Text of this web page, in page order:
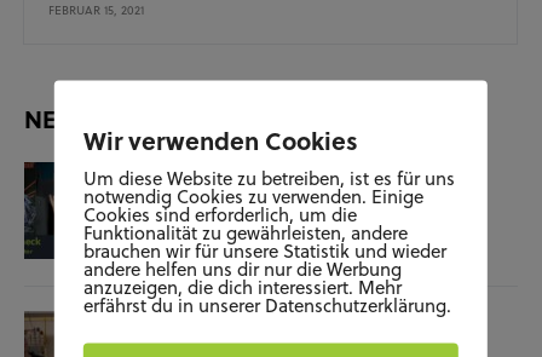
FEBRUAR 15, 2021
NEUESTE BEITRÄGE
KUNST UND KULTUR SOZIALES
Film-Check “The Terminator”
04.11.25
Wir verwenden Cookies
Um diese Website zu betreiben, ist es für uns
notwendig Cookies zu verwenden. Einige
Cookies sind erforderlich, um die
Funktionalität zu gewährleisten, andere
brauchen wir für unsere Statistik und wieder
andere helfen uns dir nur die Werbung
anzuzeigen, die dich interessiert. Mehr
erfährst du in unserer Datenschutzerklärung.